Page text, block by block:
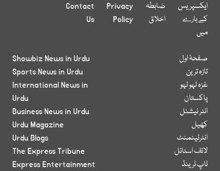
ایکسپریس
کے بارے
میں
ضابطہ
اخلاق
Privacy
Policy
Contact
Us
صفحۂ اول
تازہ ترین
غزہ لہو لہو
پاکستان
انٹر نیشنل
کھیل
انٹرٹینمنٹ
لائف اسٹائل
ٹاپ ٹرینڈ
Showbiz News in Urdu
Sports News in Urdu
International News in
Urdu
Business News in Urdu
Urdu Magazine
Urdu Blogs
The Express Tribune
Express Entertainment